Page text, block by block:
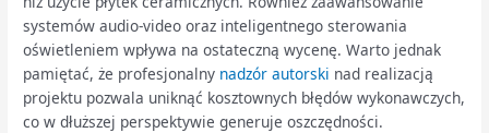
systemów audio-video oraz inteligentnego sterowania
oświetleniem wpływa na ostateczną wycenę. Warto jednak
pamiętać, że profesjonalny nadzór autorski nad realizacją
projektu pozwala uniknąć kosztownych błędów wykonawczych,
co w dłuższej perspektywie generuje oszczędności.